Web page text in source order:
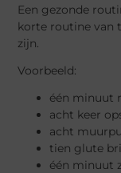
Een gezonde
korte routine van
zijn.
Voorbeeld:
één minuut
acht keer
acht
tien glute
één minuut